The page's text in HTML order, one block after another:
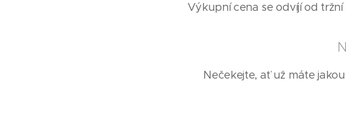
Výkupní cena se odvíjí od
Nečekejte, ať už máte